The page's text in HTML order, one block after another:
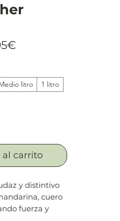
litro 1 litro
al carrito
y distintivo
cuero
fuerza y